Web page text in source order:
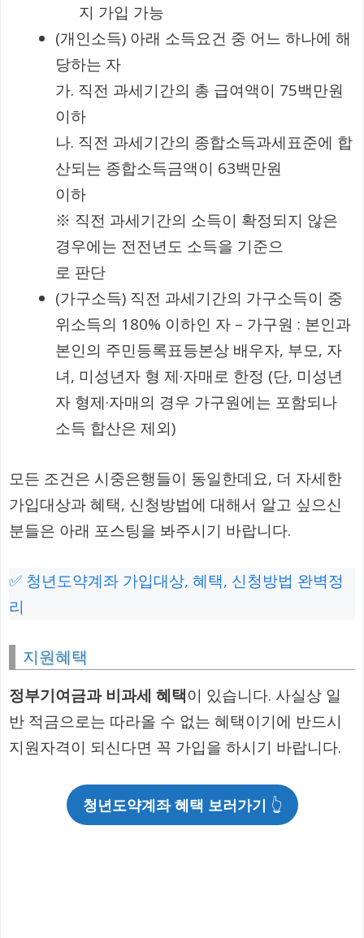
지 가입 가능
(개인소득) 아래 소득요건 중 어느 하나에 해
당하는 자
가. 직전 과세기간의 총 급여액이 75백만원
이하
나. 직전 과세기간의 종합소득과세표준에 합
산되는 종합소득금액이 63백만원
이하
※ 직전 과세기간의 소득이 확정되지 않은
경우에는 전전년도 소득을 기준으
로 판단
(가구소득) 직전 과세기간의 가구소득이 중
위소득의 180% 이하인 자 – 가구원 : 본인과
본인의 주민등록표등본상 배우자, 부모, 자
녀, 미성년자 형 제·자매로 한정 (단, 미성년
자 형제·자매의 경우 가구원에는 포함되나
소득 합산은 제외)
모든 조건은 시중은행들이 동일한데요, 더 자세한
가입대상과 혜택, 신청방법에 대해서 알고 싶으신
분들은 아래 포스팅을 봐주시기 바랍니다.
✅ 청년도약계좌 가입대상, 혜택, 신청방법 완벽정
리
지원혜택
정부기여금과 비과세 혜택이 있습니다. 사실상 일
반 적금으로는 따라올 수 없는 혜택이기에 반드시
지원자격이 되신다면 꼭 가입을 하시기 바랍니다.
청년도약계좌 혜택 보러가기 👆